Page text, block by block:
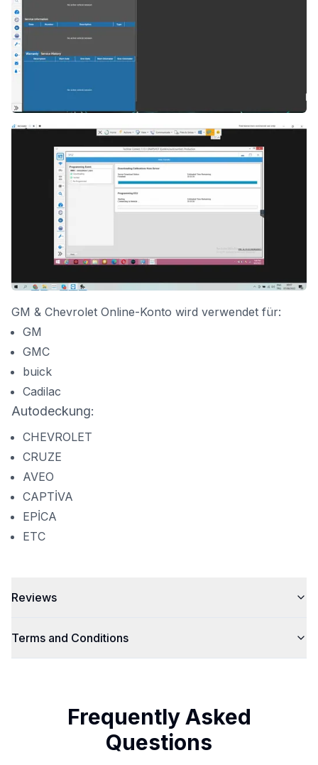
GM & Chevrolet Online-Konto wird verwendet für:
GM
GMC
buick
Cadilac
Autodeckung:
CHEVROLET
CRUZE
AVEO
CAPTİVA
EPİCA
ETC
Reviews
Terms and Conditions
Frequently Asked
Questions